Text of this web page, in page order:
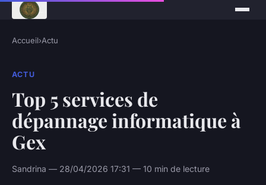
Accueil›Actu
ACTU
Top 5 services de
dépannage informatique à
Gex
Sandrina — 28/04/2026 17:31 — 10 min de lecture